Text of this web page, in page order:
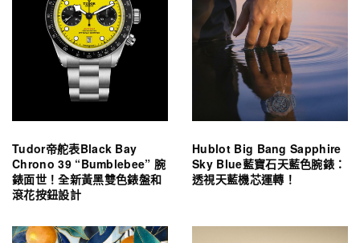
Tudor帝舵表Black Bay
Chrono 39 “Bumblebee” 腕
錶面世！全新黃黑雙色錶盤和
滾花按鈕設計
Hublot Big Bang Sapphire
Sky Blue藍寶石天藍色腕錶：
透視天藍機芯運轉！